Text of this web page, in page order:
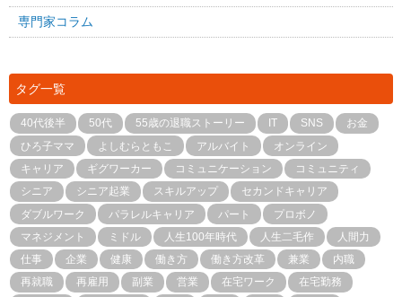
専門家コラム
タグ一覧
40代後半 50代 55歳の退職ストーリー IT SNS
お金
ひろ子ママ
よしむらともこ アルバイト
オンライン
キャリア
ギグワーカー コミュニケーション
コミュニティ
シニア
シニア起業 スキルアップ
セカンドキャリア
ダブルワーク
パラレルキャリア パート
プロボノ
マネジメント
ミドル 人生100年時代 人生二毛作
人間力
仕事
企業 健康 働き方 働き方改革 兼業
内職
再就職
再雇用 副業 営業 在宅ワーク
在宅勤務